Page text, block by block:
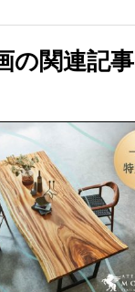
の関連記事